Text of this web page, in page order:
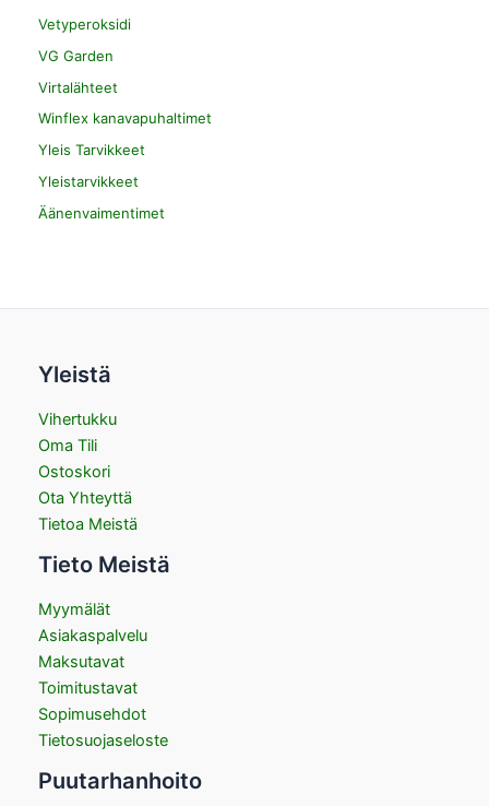
Vetyperoksidi
VG Garden
Virtalähteet
Winflex kanavapuhaltimet
Yleis Tarvikkeet
Yleistarvikkeet
Äänenvaimentimet
Yleistä
Vihertukku
Oma Tili
Ostoskori
Ota Yhteyttä
Tietoa Meistä
Tieto Meistä
Myymälät
Asiakaspalvelu
Maksutavat
Toimitustavat
Sopimusehdot
Tietosuojaseloste
Puutarhanhoito